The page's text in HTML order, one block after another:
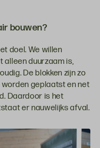
bouwen?
doel. We willen
alleen duurzaam is,
De blokken zijn zo
geplaatst en net
Daardoor is het
er nauwelijks afval.